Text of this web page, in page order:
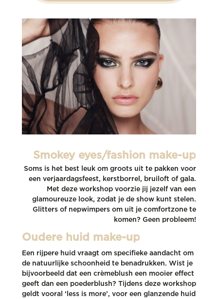
Smokey eyes/fashion make-up
Soms is het best leuk om groots uit te pakken voor
een verjaardagsfeest, kerstborrel, bruiloft of gala.
Met deze workshop voorzie jij jezelf van een
glamoureuze look, zodat je de show kunt stelen.
Glitters of nepwimpers om uit je comfortzone te
komen? Geen probleem!
Oudere huid make-up
Een rijpere huid vraagt om specifieke aandacht om
de natuurlijke schoonheid te benadrukken. Wist je
bijvoorbeeld dat een crèmeblush een mooier effect
geeft dan een poederblush? Tijdens deze workshop
geldt vooral ‘less is more’, voor een glanzende huid